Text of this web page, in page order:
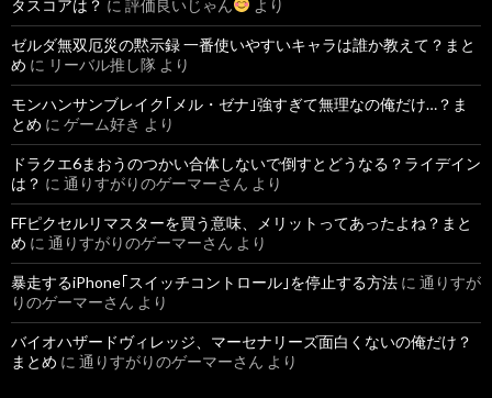
タスコアは？ に 評価良いじゃん より
ゼルダ無双厄災の黙示録 一番使いやすいキャラは誰か教えて？まと
め に リーバル推し隊 より
モンハンサンブレイク｢メル・ゼナ｣強すぎて無理なの俺だけ…？ま
とめ に ゲーム好き より
ドラクエ6まおうのつかい合体しないで倒すとどうなる？ライデイン
は？ に 通りすがりのゲーマーさん より
FFピクセルリマスターを買う意味、メリットってあったよね？まと
め に 通りすがりのゲーマーさん より
暴走するiPhone｢スイッチコントロール｣を停止する方法 に 通りすが
りのゲーマーさん より
バイオハザードヴィレッジ、マーセナリーズ面白くないの俺だけ？
まとめ に 通りすがりのゲーマーさん より